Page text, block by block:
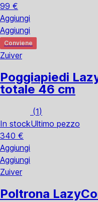
99 €
Aggiungi
Aggiungi
Conviene
Zuiver
Poggiapiedi
totale 46 cm
(1)
In stockUltimo pezzo
340 €
Aggiungi
Aggiungi
Zuiver
Poltrona Lazy